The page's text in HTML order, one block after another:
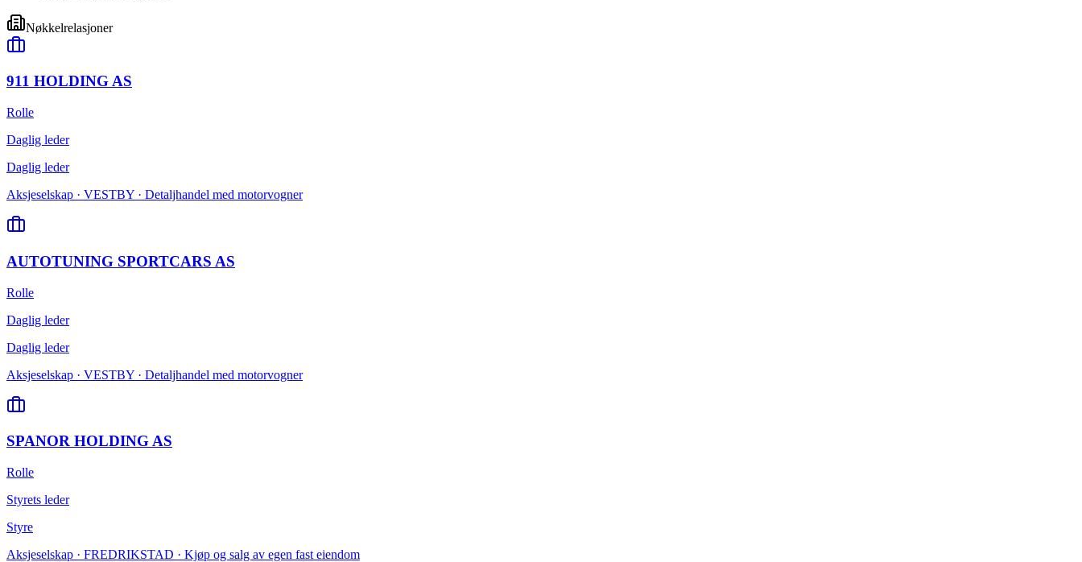
Nøkkelrelasjoner
911 HOLDING AS
Rolle
Daglig leder
Daglig leder
Aksjeselskap · VESTBY · Detaljhandel med motorvogner
AUTOTUNING SPORTCARS AS
Rolle
Daglig leder
Daglig leder
Aksjeselskap · VESTBY · Detaljhandel med motorvogner
SPANOR HOLDING AS
Rolle
Styrets leder
Styre
Aksjeselskap · FREDRIKSTAD · Kjøp og salg av egen fast eiendom